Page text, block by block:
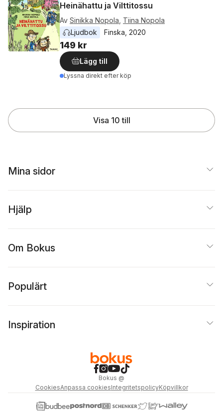
Heinähattu ja Vilttitossu
Av Sinikka Nopola Tiina Nopola
Ljudbok
Finska 2020
149 kr
Lägg till
Lyssna direkt efter köp
Visa 10 till
Mina sidor
Hjälp
Om Bokus
Populärt
Inspiration
Bokus @
CookiesAnpassa cookiesIntegritetspolicyKöpvillkor